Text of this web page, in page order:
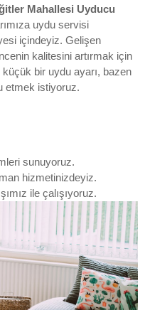
Mahallesi Uyducu
uydu servisi
içindeyiz. Gelişen
kalitesini artırmak için
küçük bir uydu ayarı, bazen
etmek istiyoruz.
sunuyoruz.
hizmetinizdeyiz.
ile çalışıyoruz.